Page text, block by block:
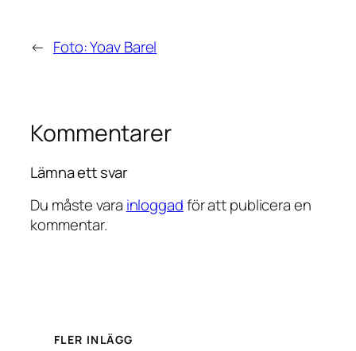
← Foto: Yoav Barel
Kommentarer
Lämna ett svar
Du måste vara inloggadför att publicera en
kommentar.
FLER INLÄGG